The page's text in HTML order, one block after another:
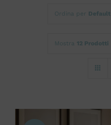
Ordina per Default
Mostra 12 Prodotti